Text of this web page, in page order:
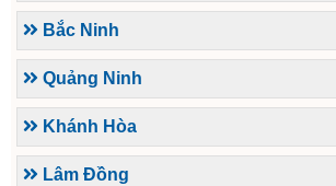
Bắc Ninh
Quảng Ninh
Khánh Hòa
Lâm Đồng